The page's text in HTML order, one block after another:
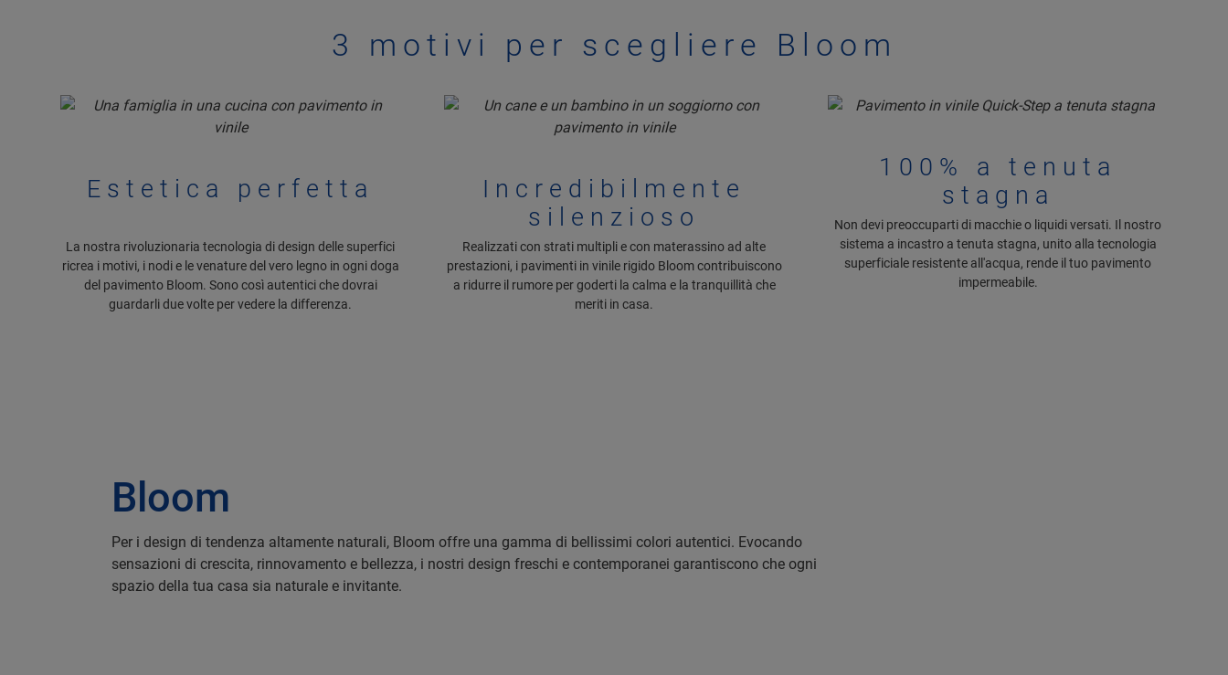
3 motivi per scegliere Bloom
Estetica perfetta
La nostra rivoluzionaria tecnologia di design delle superfici
ricrea i motivi, i nodi e le venature del vero legno in ogni doga
del pavimento Bloom. Sono così autentici che dovrai
guardarli due volte per vedere la differenza.
Incredibilmente
silenzioso
Realizzati con strati multipli e con materassino ad alte
prestazioni, i pavimenti in vinile rigido Bloom contribuiscono
a ridurre il rumore per goderti la calma e la tranquillità che
meriti in casa.
100% a tenuta
stagna
Non devi preoccuparti di macchie o liquidi versati. Il nostro
sistema a incastro a tenuta stagna, unito alla tecnologia
superficiale resistente all'acqua, rende il tuo pavimento
impermeabile.
Bloom
Per i design di tendenza altamente naturali, Bloom offre una gamma di bellissimi colori autentici. Evocando
sensazioni di crescita, rinnovamento e bellezza, i nostri design freschi e contemporanei garantiscono che ogni
spazio della tua casa sia naturale e invitante.